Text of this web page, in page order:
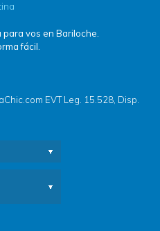
vos en Bariloche.
fácil.
EVT Leg. 15.528, Disp.